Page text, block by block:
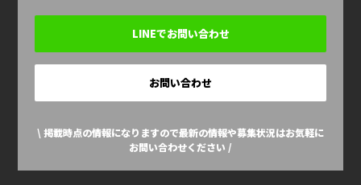
LINEでお問い合わせ
お問い合わせ
\ 掲載時点の情報になりますので最新の情報や募集状況はお気軽に
お問い合わせください /